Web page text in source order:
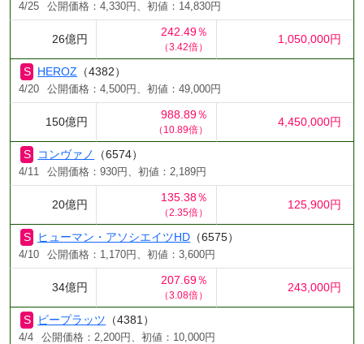
4/25 公開価格：4,330円、初値：14,830円
26億円
242.49％
（3.42倍）
1,050,000円
HEROZ （4382）
4/20 公開価格：4,500円、初値：49,000円
150億円
988.89％
（10.89倍）
4,450,000円
コンヴァノ （6574）
4/11 公開価格：930円、初値：2,189円
20億円
135.38％
（2.35倍）
125,900円
ヒューマン・アソシエイツHD （6575）
4/10 公開価格：1,170円、初値：3,600円
34億円
207.69％
（3.08倍）
243,000円
ビープラッツ （4381）
4/4 公開価格：2,200円、初値：10,000円